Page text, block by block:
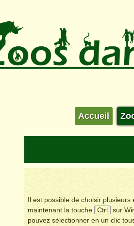
Accueil
Il est possible de choisir
maintenant la touche
Ctrl sur
pouvez sélectionner en un clic